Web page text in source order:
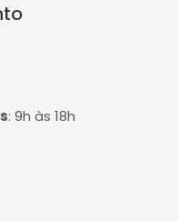
: 9h às 18h